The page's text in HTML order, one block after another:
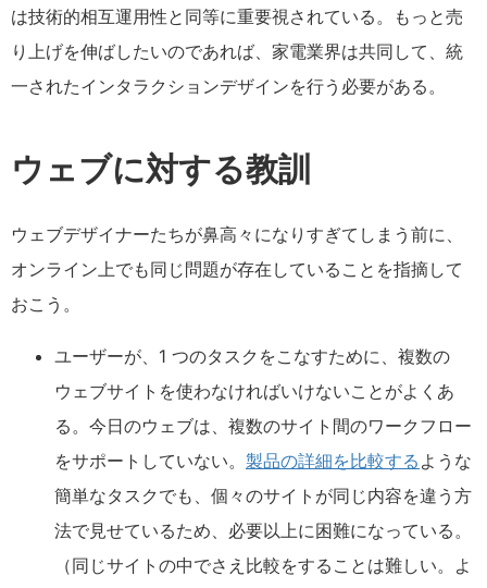
は技術的相互運用性と同等に重要視されている。もっと売
り上げを伸ばしたいのであれば、家電業界は共同して、統
一されたインタラクションデザインを行う必要がある。
ウェブに対する教訓
ウェブデザイナーたちが鼻高々になりすぎてしまう前に、
オンライン上でも同じ問題が存在していることを指摘して
おこう。
ユーザーが、1 つのタスクをこなすために、複数の
ウェブサイトを使わなければいけないことがよくあ
る。今日のウェブは、複数のサイト間のワークフロー
をサポートしていない。 製品の詳細を比較する ような
簡単なタスクでも、個々のサイトが同じ内容を違う方
法で見せているため、必要以上に困難になっている。
（同じサイトの中でさえ比較をすることは難しい。よ